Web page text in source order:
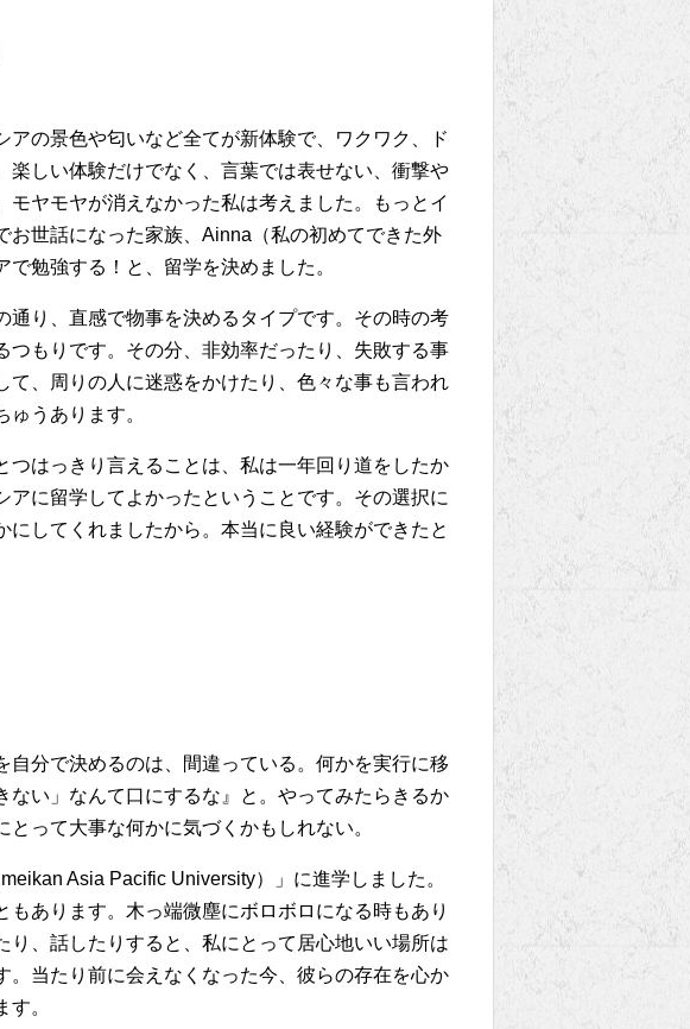
の景色や匂いなど全てが新体験で、ワクワク、ド
楽しい体験だけでなく、言葉では表せない、衝撃や
ヤモヤが消えなかった私は考えました。もっとイ
お世話になった家族、Ainna（私の初めてできた外
勉強する！と、留学を決めました。
通り、直感で物事を決めるタイプです。その時の考
つもりです。その分、非効率だったり、失敗する事
て、周りの人に迷惑をかけたり、色々な事も言われ
うあります。
つはっきり言えることは、私は一年回り道をしたか
アに留学してよかったということです。その選択に
してくれましたから。本当に良い経験ができたと
自分で決めるのは、間違っている。何かを実行に移
ない」なんて口にするな』と。やってみたらきるか
って大事な何かに気づくかもしれない。
Asia Pacific University）」に進学しました。
あります。木っ端微塵にボロボロになる時もあり
り、話したりすると、私にとって居心地いい場所は
。当たり前に会えなくなった今、彼らの存在を心か
。